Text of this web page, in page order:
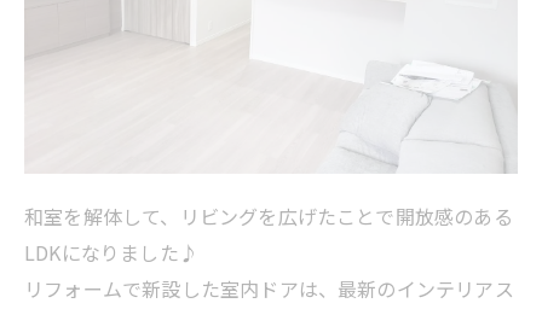
和室を解体して、リビングを広げたことで開放感のある
LDKになりました♪
リフォームで新設した室内ドアは、最新のインテリアス